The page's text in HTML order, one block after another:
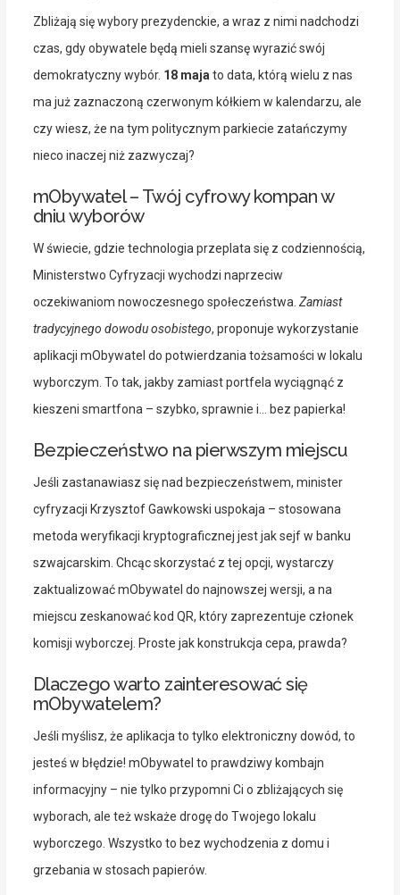
Zbliżają się wybory prezydenckie, a wraz z nimi nadchodzi
czas, gdy obywatele będą mieli szansę wyrazić swój
demokratyczny wybór. 18 majato data, którą wielu z nas
ma już zaznaczoną czerwonym kółkiem w kalendarzu, ale
czy wiesz, że na tym politycznym parkiecie zatańczymy
nieco inaczej niż zazwyczaj?
mObywatel – Twój cyfrowy kompan w
dniu wyborów
W świecie, gdzie technologia przeplata się z codziennością,
Ministerstwo Cyfryzacji wychodzi naprzeciw
oczekiwaniom nowoczesnego społeczeństwa. Zamiast
tradycyjnego dowodu osobistego, proponuje wykorzystanie
aplikacji mObywatel do potwierdzania tożsamości w lokalu
wyborczym. To tak, jakby zamiast portfela wyciągnąć z
kieszeni smartfona – szybko, sprawnie i… bez papierka!
Bezpieczeństwo na pierwszym miejscu
Jeśli zastanawiasz się nad bezpieczeństwem, minister
cyfryzacji Krzysztof Gawkowski uspokaja – stosowana
metoda weryfikacji kryptograficznej jest jak sejf w banku
szwajcarskim. Chcąc skorzystać z tej opcji, wystarczy
zaktualizować mObywatel do najnowszej wersji, a na
miejscu zeskanować kod QR, który zaprezentuje członek
komisji wyborczej. Proste jak konstrukcja cepa, prawda?
Dlaczego warto zainteresować się
mObywatelem?
Jeśli myślisz, że aplikacja to tylko elektroniczny dowód, to
jesteś w błędzie! mObywatel to prawdziwy kombajn
informacyjny – nie tylko przypomni Ci o zbliżających się
wyborach, ale też wskaże drogę do Twojego lokalu
wyborczego. Wszystko to bez wychodzenia z domu i
grzebania w stosach papierów.